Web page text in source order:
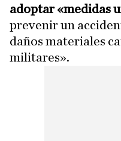
adoptar «medidas
prevenir un
daños materiales
militares».